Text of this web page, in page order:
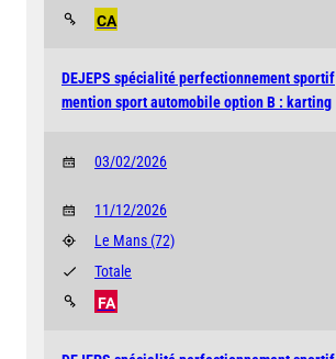
CA
DEJEPS spécialité perfectionnement sportif
mention sport automobile option B : karting
03/02/2026
11/12/2026
Le Mans (72)
FA
Totale